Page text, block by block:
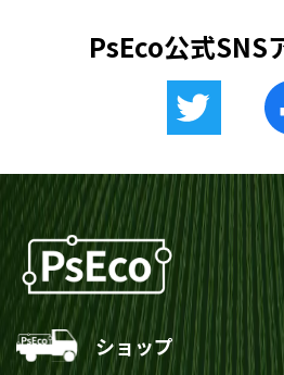
PsEco公式SNS
ショップ